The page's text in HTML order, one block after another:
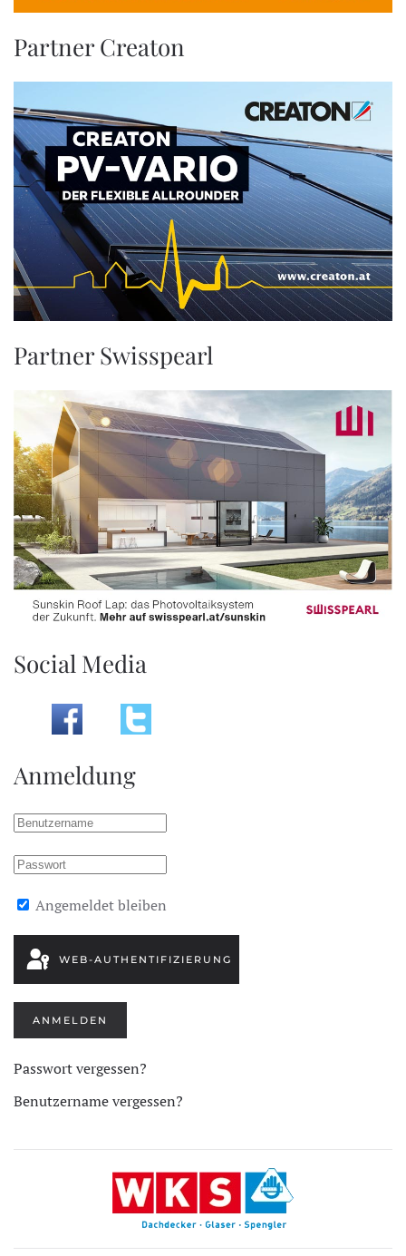
Partner Creaton
Partner Swisspearl
Social Media
Anmeldung
Angemeldet bleiben
WEB-AUTHENTIFIZIERUNG
ANMELDEN
Passwort vergessen?
Benutzername vergessen?